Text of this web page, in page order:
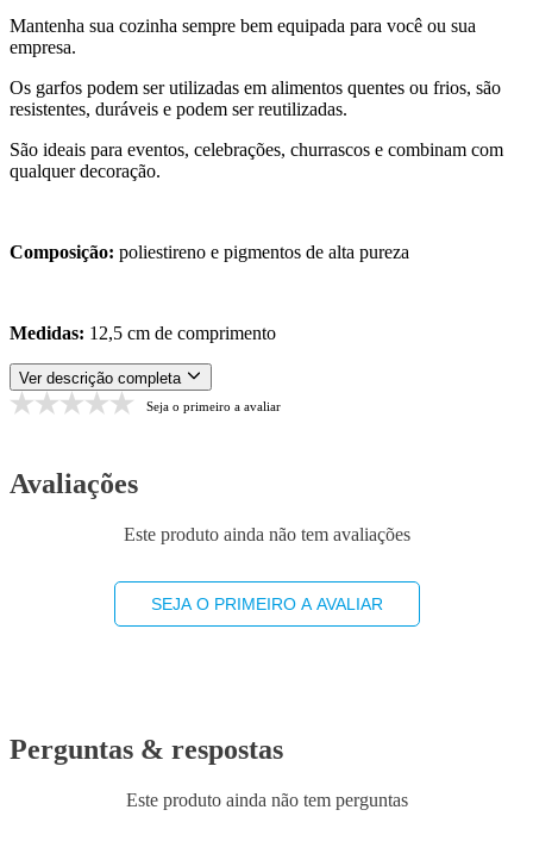
Mantenha sua cozinha sempre bem equipada para você ou sua
empresa.
Os garfos podem ser utilizadas em alimentos quentes ou frios, são
resistentes, duráveis e podem ser reutilizadas.
São ideais para eventos, celebrações, churrascos e combinam com
qualquer decoração.
Composição: poliestireno e pigmentos de alta pureza
Medidas: 12,5 cm de comprimento
Ver descrição completa
Seja o primeiro a avaliar
Avaliações
Este produto ainda não tem avaliações
SEJA O PRIMEIRO A AVALIAR
Perguntas & respostas
Este produto ainda não tem perguntas